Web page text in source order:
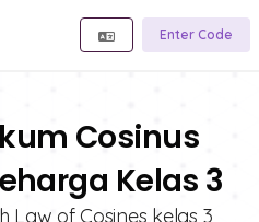
Enter Code
Cosinus
Kelas 3
Law of Cosines kelas 3